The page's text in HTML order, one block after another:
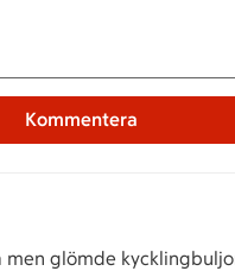
Kommentera
glömde